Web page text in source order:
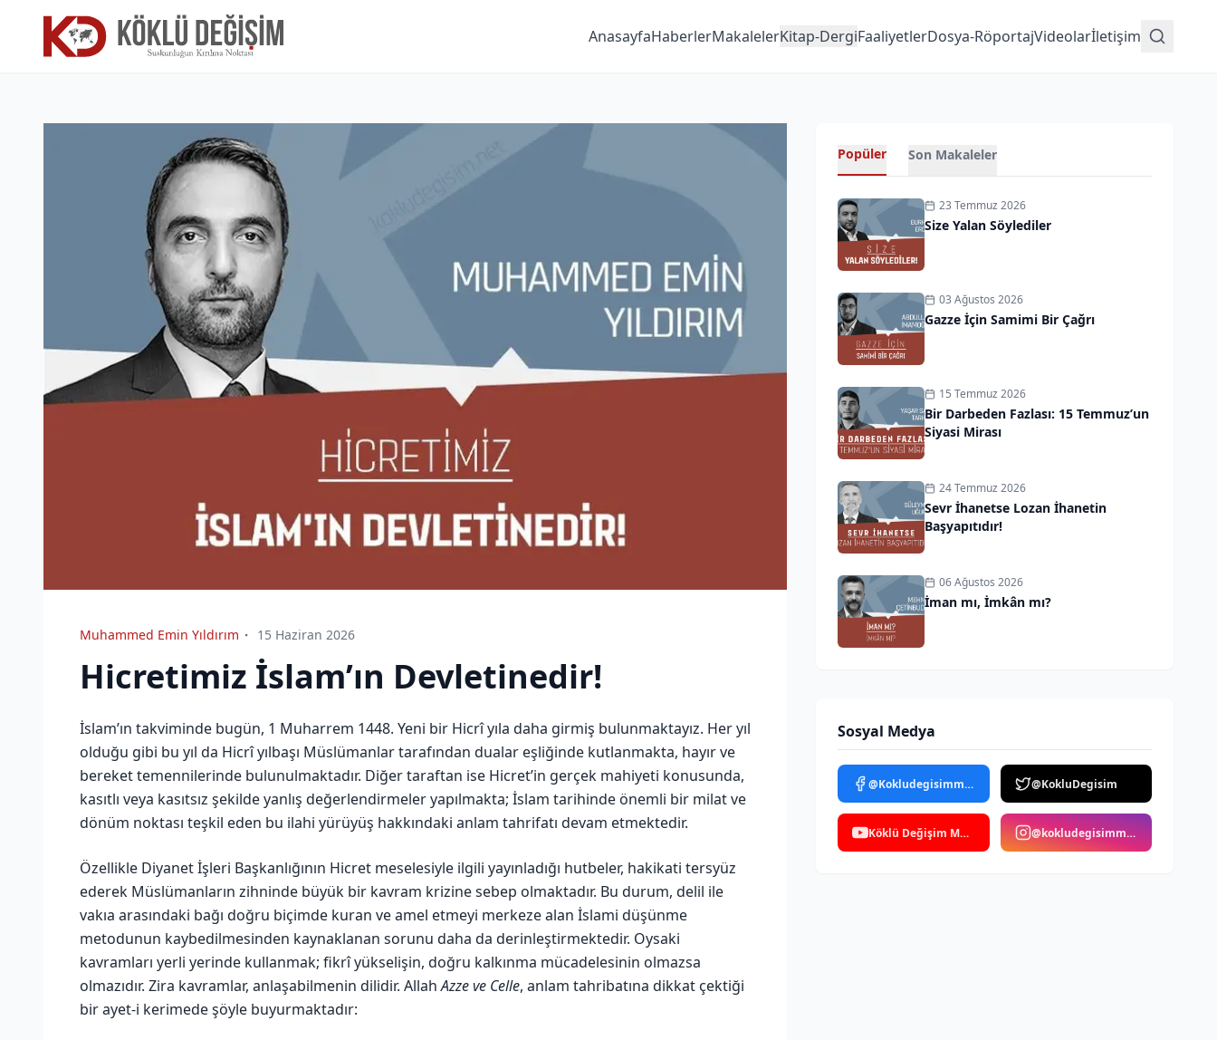
AnasayfaHaberlerMakalelerKitap-DergiFaaliyetlerDosya-RöportajVideolarİletişim
Muhammed Emin Yıldırım 15 Haziran 2026
Hicretimiz İslam’ın Devletinedir!
İslam’ın takviminde bugün, 1 Muharrem 1448. Yeni bir Hicrî yıla daha girmiş bulunmaktayız. Her yıl
olduğu gibi bu yıl da Hicrî yılbaşı Müslümanlar tarafından dualar eşliğinde kutlanmakta, hayır ve
bereket temennilerinde bulunulmaktadır. Diğer taraftan ise Hicret’in gerçek mahiyeti konusunda,
kasıtlı veya kasıtsız şekilde yanlış değerlendirmeler yapılmakta; İslam tarihinde önemli bir milat ve
dönüm noktası teşkil eden bu ilahi yürüyüş hakkındaki anlam tahrifatı devam etmektedir.
Özellikle Diyanet İşleri Başkanlığının Hicret meselesiyle ilgili yayınladığı hutbeler, hakikati tersyüz
ederek Müslümanların zihninde büyük bir kavram krizine sebep olmaktadır. Bu durum, delil ile
vakıa arasındaki bağı doğru biçimde kuran ve amel etmeyi merkeze alan İslami düşünme
metodunun kaybedilmesinden kaynaklanan sorunu daha da derinleştirmektedir. Oysaki
kavramları yerli yerinde kullanmak; fikrî yükselişin, doğru kalkınma mücadelesinin olmazsa
olmazıdır. Zira kavramlar, anlaşabilmenin dilidir. AllahAzze ve Celle, anlam tahribatına dikkat çektiği
bir ayet-i kerimede şöyle buyurmaktadır:
Popüler Son Makaleler
23 Temmuz 2026
Size Yalan Söylediler
03 Ağustos 2026
Gazze İçin Samimi Bir Çağrı
15 Temmuz 2026
Bir Darbeden Fazlası: 15 Temmuz’un
Siyasi Mirası
24 Temmuz 2026
Sevr İhanetse Lozan İhanetin
Başyapıtıdır!
06 Ağustos 2026
İman mı, İmkân mı?
Sosyal Medya
@Kokludegisimmedya @KokluDegisim
Köklü Değişim Medya @kokludegisimmedya